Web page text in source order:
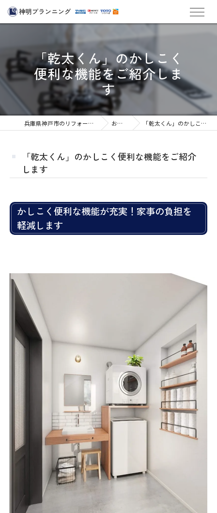
「乾太くん」のかしこく
便利な機能をご紹介しま
す
兵庫県神戸市のリフォームなら株式会社神明プランニング おすすめ商品 「乾太くん」のかしこく便利な機能をご紹介します
「乾太くん」のかしこく便利な機能をご紹介
します
かしこく便利な機能が充実！家事の負担を
軽減します